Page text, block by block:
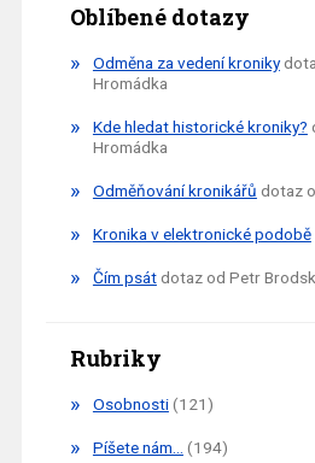
Oblíbené dotazy
Odměna za vedení kroniky
Hromádka
Kde hledat historické kroniky?
Hromádka
Odměňování kronikářů dotaz
Kronika v elektronické podobě
Čím psátdotaz od Petr
Rubriky
Osobnosti(121)
Píšete nám… (194)